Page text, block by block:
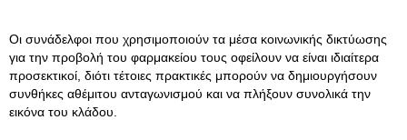
Οι συνάδελφοι που χρησιμοποιούν τα μέσα κοινωνικής δικτύωσης
για την προβολή του φαρμακείου τους οφείλουν να είναι ιδιαίτερα
προσεκτικοί, διότι τέτοιες πρακτικές μπορούν να δημιουργήσουν
συνθήκες αθέμιτου ανταγωνισμού και να πλήξουν συνολικά την
εικόνα του κλάδου.